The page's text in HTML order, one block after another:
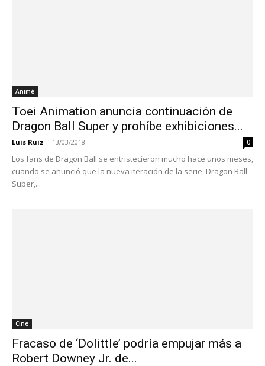
Animé
Toei Animation anuncia continuación de
Dragon Ball Super y prohíbe exhibiciones...
Luis Ruiz - 13/03/2018 0
Los fans de Dragon Ball se entristecieron mucho hace unos meses,
cuando se anunció que la nueva iteración de la serie, Dragon Ball
Super,...
Cine
Fracaso de ‘Dolittle’ podría empujar más a
Robert Downey Jr. de...